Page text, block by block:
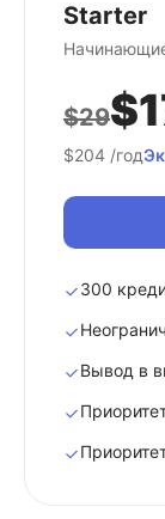
Starter
$29
$204 /год
300
Вывод в